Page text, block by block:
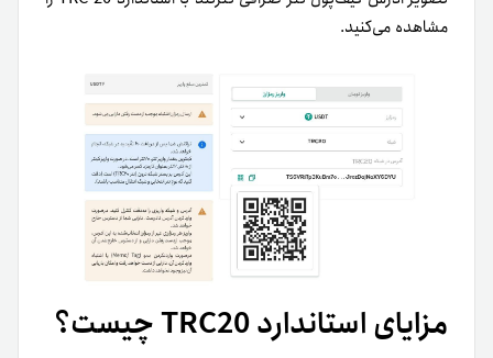
مشاهده می‌کنید.
مزایای استاندارد TRC20 چیست؟